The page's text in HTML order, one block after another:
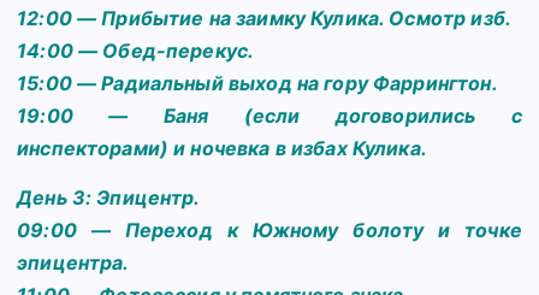
12:00 — Прибытие на заимку Кулика. Осмотр изб.
14:00 — Обед-перекус.
15:00 — Радиальный выход на гору Фаррингтон.
19:00 — Баня (если договорились с
инспекторами) и ночевка в избах Кулика.
День 3: Эпицентр.
09:00 — Переход к Южному болоту и точке
эпицентра.